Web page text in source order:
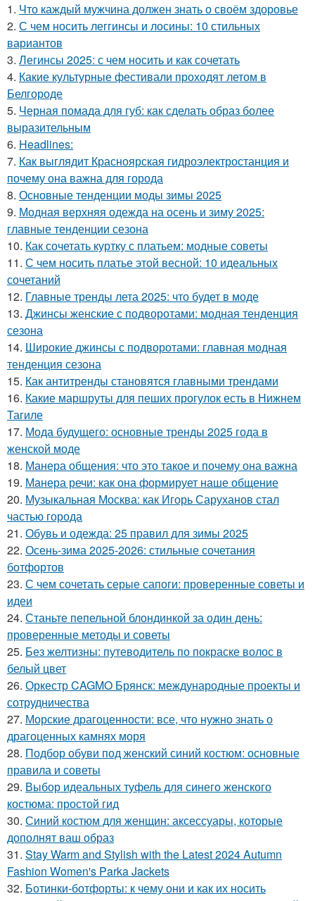
1. Что каждый мужчина должен знать о своём здоровье
2. С чем носить леггинсы и лосины: 10 стильных
вариантов
3. Легинсы 2025: с чем носить и как сочетать
4. Какие культурные фестивали проходят летом в
Белгороде
5. Черная помада для губ: как сделать образ более
выразительным
6. Headlines:
7. Как выглядит Красноярская гидроэлектростанция и
почему она важна для города
8. Основные тенденции моды зимы 2025
9. Модная верхняя одежда на осень и зиму 2025:
главные тенденции сезона
10. Как сочетать куртку с платьем: модные советы
11. С чем носить платье этой весной: 10 идеальных
сочетаний
12. Главные тренды лета 2025: что будет в моде
13. Джинсы женские с подворотами: модная тенденция
сезона
14. Широкие джинсы с подворотами: главная модная
тенденция сезона
15. Как антитренды становятся главными трендами
16. Какие маршруты для пеших прогулок есть в Нижнем
Тагиле
17. Мода будущего: основные тренды 2025 года в
женской моде
18. Манера общения: что это такое и почему она важна
19. Манера речи: как она формирует наше общение
20. Музыкальная Москва: как Игорь Саруханов стал
частью города
21. Обувь и одежда: 25 правил для зимы 2025
22. Осень-зима 2025-2026: стильные сочетания
ботфортов
23. С чем сочетать серые сапоги: проверенные советы и
идеи
24. Станьте пепельной блондинкой за один день:
проверенные методы и советы
25. Без желтизны: путеводитель по покраске волос в
белый цвет
26. Оркестр CAGMO Брянск: международные проекты и
сотрудничества
27. Морские драгоценности: все, что нужно знать о
драгоценных камнях моря
28. Подбор обуви под женский синий костюм: основные
правила и советы
29. Выбор идеальных туфель для синего женского
костюма: простой гид
30. Синий костюм для женщин: аксессуары, которые
дополнят ваш образ
31. Stay Warm and Stylish with the Latest 2024 Autumn
Fashion Women's Parka Jackets
32. Ботинки-ботфорты: к чему они и как их носить